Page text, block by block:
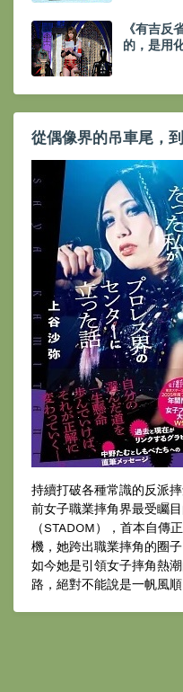
《有吉反
的，是用
從偶像界的吊車尾，
持續打破各種常識的反派
前女子職業摔角界最受矚
（STADOM），首本自傳
機，她跨出職業摔角的圈
如今她是引領女子摔角熱
路，絕對不能說是一帆風順